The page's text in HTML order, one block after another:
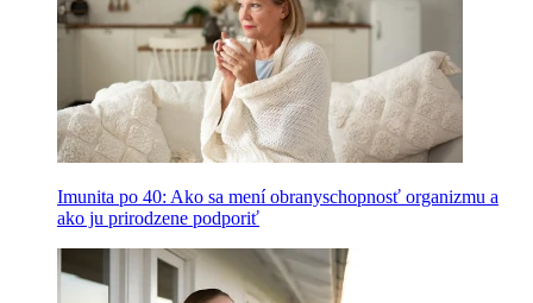
Imunita po 40: Ako sa mení obranyschopnosť organizmu a
ako ju prirodzene podporiť